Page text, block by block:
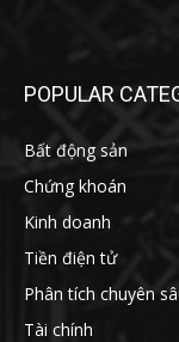
POPULAR
Bất động sản
Chứng khoán
Kinh doanh
Tiền điện tử
Phân tích chuyên
Tài chính